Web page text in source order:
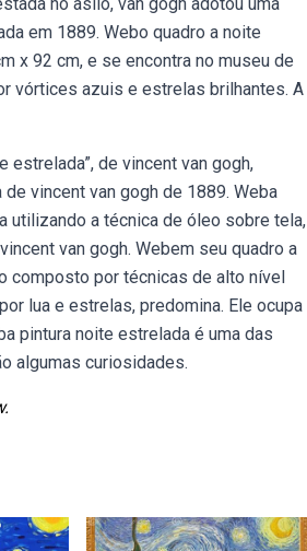
em 1889. Webo quadro a noite
x 92 cm, e se encontra no museu de
vórtices azuis e estrelas brilhantes. A
de vincent van gogh,
vincent van gogh de 1889. Weba
utilizando a técnica de óleo sobre tela,
van gogh. Webem seu quadro a
composto por técnicas de alto nível
lua e estrelas, predomina. Ele ocupa
pintura noite estrelada é uma das
algumas curiosidades.